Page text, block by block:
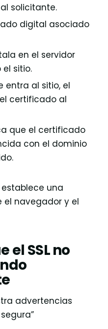
solicitante.
digital asociado
en el servidor
sitio.
entra al sitio, el
certificado al
que el certificado
con el dominio
una
el navegador y el
el SSL no
advertencias